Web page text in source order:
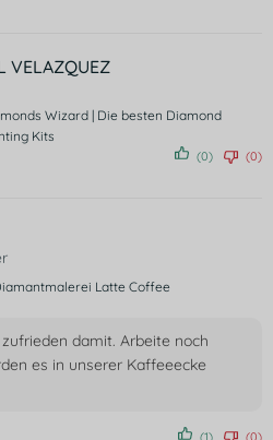
VELAZQUEZ
Wizard | Die besten Diamond
Kits
(0) (0)
Latte Coffee
damit. Arbeite noch
es in unserer Kaffeeecke
(1) (0)